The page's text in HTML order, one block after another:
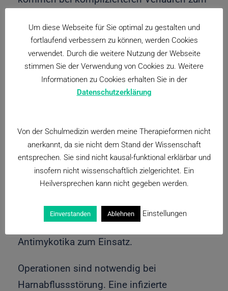
Anwendung.
Therapie
Wichtig ist eine reichliche Flüssigkeitszufuhr
Reduzierung der Keimzahl zu erreichen. Sie
dient außerdem dem Ausgleich des durch
das Fieber entstandenen
Flüssigkeitsverlustes. Bettruhe sollte
Medizinisch kommen Antibiotika sowie
Antimykotika zum Einsatz.
Operationen sind notwendig bei
Harnabflussstörung. Eine infizierte
Um diese Webseite für Sie optimal zu gestalten und
fortlaufend verbessern zu können, werden Cookies
verwendet. Durch die weitere Nutzung der Webseite
stimmen Sie der Verwendung von Cookies zu. Weitere
Informationen zu Cookies erhalten Sie in der
Datenschutzerklärung
Von der Schulmedizin werden meine Therapieformen nicht
anerkannt, da sie nicht dem Stand der Wissenschaft
entsprechen. Sie sind nicht kausal-funktional erklärbar und
insofern nicht wissenschaftlich zielgerichtet. Ein
Heilversprechen kann nicht gegeben werden.
Einverstanden Ablehnen Einstellungen